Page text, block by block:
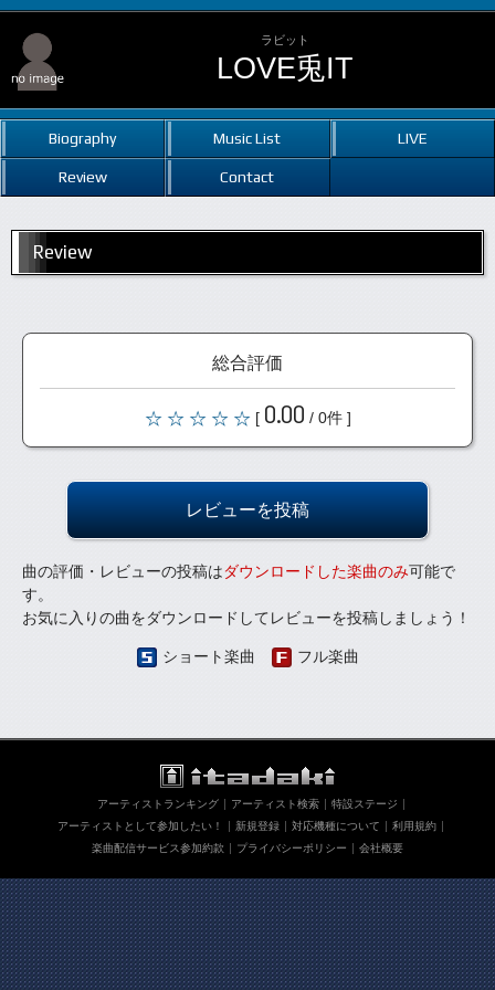
ラビット
LOVE兎IT
Biography Music List LIVE
Review Contact
Review
総合評価
[ 0.00 / 0件 ]
レビューを投稿
曲の評価・レビューの投稿はダウンロードした楽曲のみ可能で
す。
お気に入りの曲をダウンロードしてレビューを投稿しましょう！
ショート楽曲 フル楽曲
アーティストランキング アーティスト検索
特設ステージ
アーティストとして参加したい！
新規登録 対応機種について
利用規約
楽曲配信サービス参加約款
プライバシーポリシー 会社概要